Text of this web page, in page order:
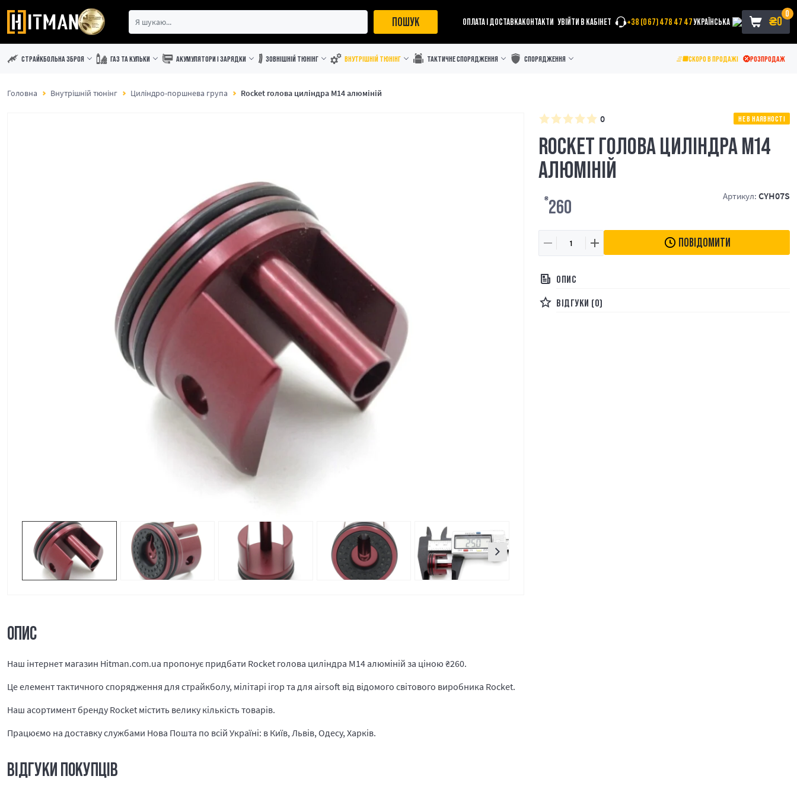
ПОШУК ОПЛАТА І ДОСТАВКАКОНТАКТИ УВІЙТИ В КАБІНЕТ +38 (067) 478 47 47УКРАЇНСЬКА
0
₴0
СТРАЙКБОЛЬНА ЗБРОЯ ГАЗ ТА КУЛЬКИ АКУМУЛЯТОРИ І ЗАРЯДКИ ЗОВНІШНІЙ ТЮНІНГ ВНУТРІШНІЙ ТЮНІНГ ТАКТИЧНЕ СПОРЯДЖЕННЯ СПОРЯДЖЕННЯ СКОРО В ПРОДАЖІ РОЗПРОДАЖ
Головна Внутрішній тюнінг Циліндро-поршнева група Rocket голова циліндра M14 алюміній
0 НЕ В НАЯВНОСТІ
ROCKET ГОЛОВА ЦИЛІНДРА M14
АЛЮМІНІЙ
₴260 Артикул: CYH07S
ПОВІДОМИТИ
ОПИС
ВІДГУКИ (0)
ОПИС
Наш інтернет магазин Hitman.com.ua пропонує придбати Rocket голова циліндра M14 алюміній за ціною ₴260.
Це елемент тактичного спорядження для страйкболу, мілітарі ігор та для airsoft від відомого світового виробника Rocket.
Наш асортимент бренду Rocket містить велику кількість товарів.
Працюємо на доставку службами Нова Пошта по всій Україні: в Київ, Львів, Одесу, Харків.
ВІДГУКИ ПОКУПЦІВ